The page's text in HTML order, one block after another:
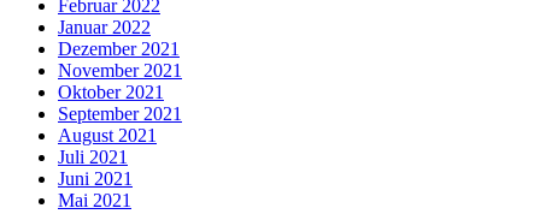
Februar 2022
Januar 2022
Dezember 2021
November 2021
Oktober 2021
September 2021
August 2021
Juli 2021
Juni 2021
Mai 2021